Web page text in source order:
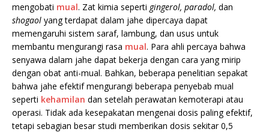
mengobati mual. Zat kimia seperti gingerol, paradol, dan
shogaol yang terdapat dalam jahe dipercaya dapat
memengaruhi sistem saraf, lambung, dan usus untuk
membantu mengurangi rasa mual. Para ahli percaya bahwa
senyawa dalam jahe dapat bekerja dengan cara yang mirip
dengan obat anti-mual. Bahkan, beberapa penelitian sepakat
bahwa jahe efektif mengurangi beberapa penyebab mual
seperti kehamilan dan setelah perawatan kemoterapi atau
operasi. Tidak ada kesepakatan mengenai dosis paling efektif,
tetapi sebagian besar studi memberikan dosis sekitar 0,5